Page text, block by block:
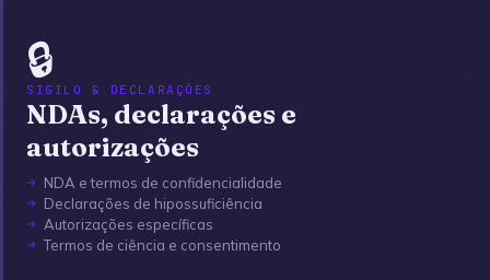
🔒
SIGILO & DECLARAÇÕES
NDAs, declarações e
autorizações
NDA e termos de confidencialidade
Declarações de hipossuficiência
Autorizações específicas
Termos de ciência e consentimento